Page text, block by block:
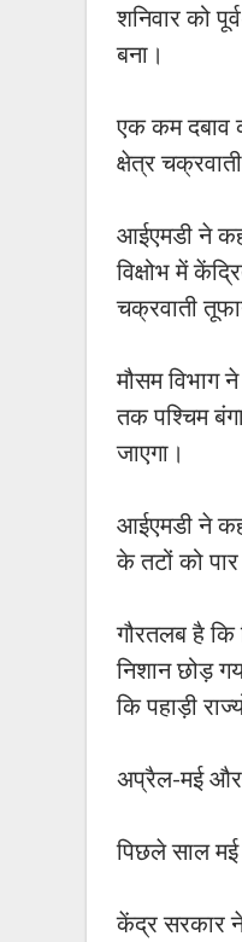
शनिवार को
बना।
एक कम दबाव
क्षेत्र
आईएमडी ने
विक्षोभ में
चक्रवाती
मौसम विभाग
तक पश्चिम
जाएगा।
आईएमडी ने
के तटों को
गौरतलब है
निशान छोड़
कि पहाड़ी
अप्रैल-मई और
पिछले साल
केंद्र सरकार